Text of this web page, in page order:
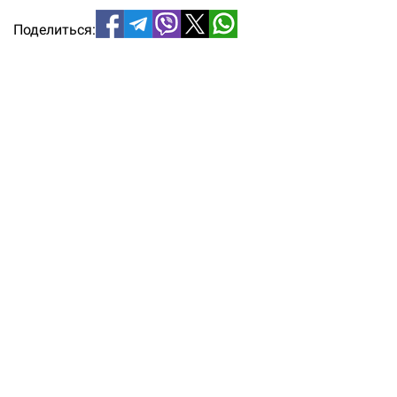
Поделиться: